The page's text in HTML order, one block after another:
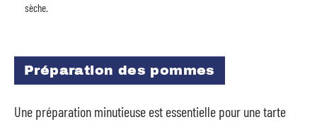
sèche.
Préparation des pommes
Une préparation minutieuse est essentielle pour une tarte